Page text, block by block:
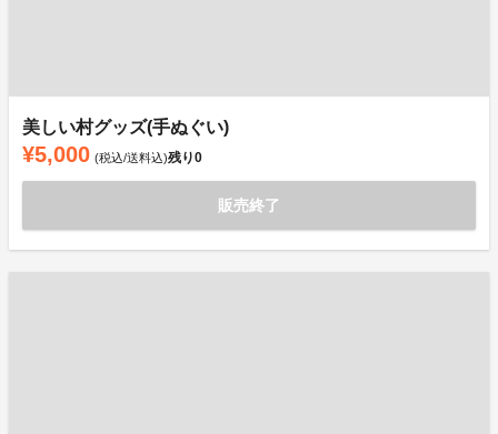
美しい村グッズ(手ぬぐい)
¥5,000 (税込/送料込)残り0
販売終了